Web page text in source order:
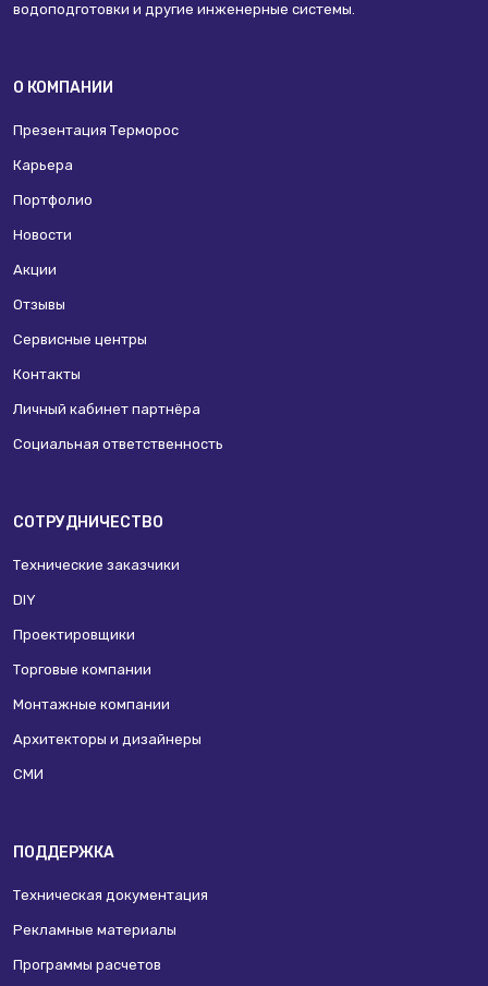
водоподготовки и другие инженерные системы.
О КОМПАНИИ
Презентация Терморос
Карьера
Портфолио
Новости
Акции
Отзывы
Сервисные центры
Контакты
Личный кабинет партнёра
Социальная ответственность
СОТРУДНИЧЕСТВО
Технические заказчики
DIY
Проектировщики
Торговые компании
Монтажные компании
Архитекторы и дизайнеры
СМИ
ПОДДЕРЖКА
Техническая документация
Рекламные материалы
Программы расчетов